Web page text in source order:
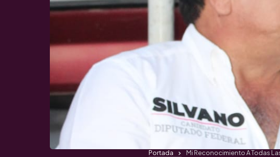
Portada Mi Reconocimiento A Todas